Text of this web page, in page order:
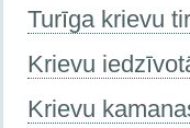
Turīga krievu
Krievu
Krievu